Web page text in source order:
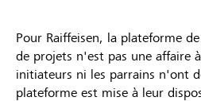
Pour Raiffeisen, la plateforme
de projets n'est pas une affaire
initiateurs ni les parrains n'ont
plateforme est mise à leur